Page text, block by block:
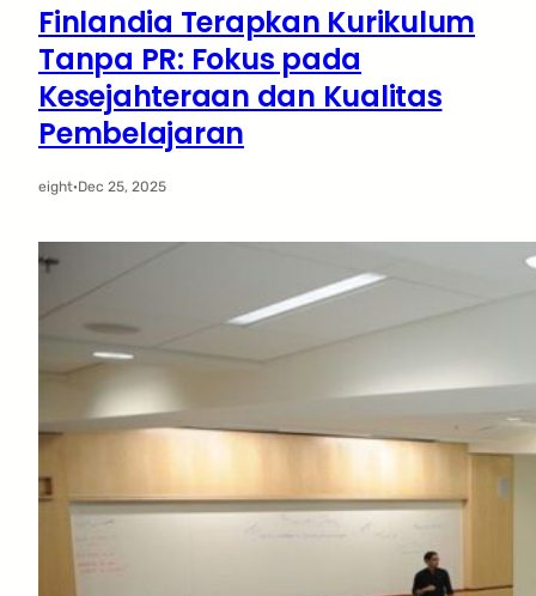
Finlandia Terapkan Kurikulum
Tanpa PR: Fokus pada
Kesejahteraan dan Kualitas
Pembelajaran
eight·Dec 25, 2025